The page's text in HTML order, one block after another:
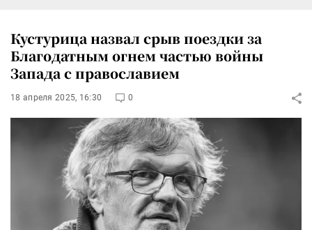
Кустурица назвал срыв поездки за
Благодатным огнем частью войны
Запада с православием
18 апреля 2025, 16:30 0